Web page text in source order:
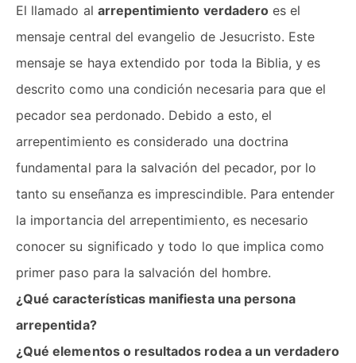
El llamado al arrepentimiento verdaderoes el
mensaje central del evangelio de Jesucristo. Este
mensaje se haya extendido por toda la Biblia, y es
descrito como una condición necesaria para que el
pecador sea perdonado. Debido a esto, el
arrepentimiento es considerado una doctrina
fundamental para la salvación del pecador, por lo
tanto su enseñanza es imprescindible. Para entender
la importancia del arrepentimiento, es necesario
conocer su significado y todo lo que implica como
primer paso para la salvación del hombre.
¿Qué características manifiesta una persona
arrepentida?
¿Qué elementos o resultados rodea a un verdadero